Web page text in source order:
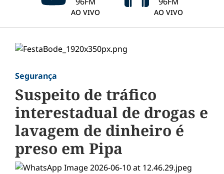
AO VIVO AO VIVO
Segurança
Suspeito de tráfico
interestadual de drogas e
lavagem de dinheiro é
preso em Pipa